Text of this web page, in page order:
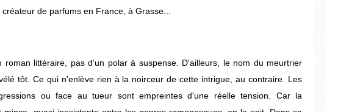
de parfums en France, à Grasse...
roman littéraire, pas d'un polar à suspense. D'ailleurs, le nom du meurtrier
tôt. Ce qui n'enlève rien à la noirceur de cette intrigue, au contraire. Les
ou face au tueur sont empreintes d'une réelle tension. Car la